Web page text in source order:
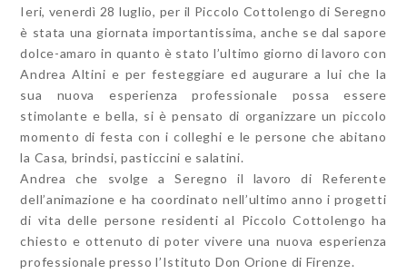
Ieri, venerdì 28 luglio, per il Piccolo Cottolengo di Seregno
è stata una giornata importantissima, anche se dal sapore
dolce-amaro in quanto è stato l’ultimo giorno di lavoro con
Andrea Altini e per festeggiare ed augurare a lui che la
sua nuova esperienza professionale possa essere
stimolante e bella, si è pensato di organizzare un piccolo
momento di festa con i colleghi e le persone che abitano
la Casa, brindsi, pasticcini e salatini.
Andrea che svolge a Seregno il lavoro di Referente
dell’animazione e ha coordinato nell’ultimo anno i progetti
di vita delle persone residenti al Piccolo Cottolengo ha
chiesto e ottenuto di poter vivere una nuova esperienza
professionale presso l’Istituto Don Orione di Firenze.